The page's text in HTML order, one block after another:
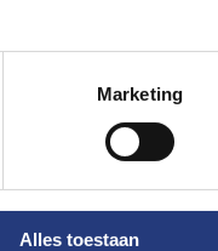
Marketing
Alles toestaan